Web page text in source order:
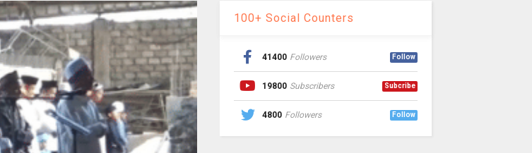
100+ Social Counters
41400 Followers Follow
19800 Subscribers Subcribe
4800 Followers Follow